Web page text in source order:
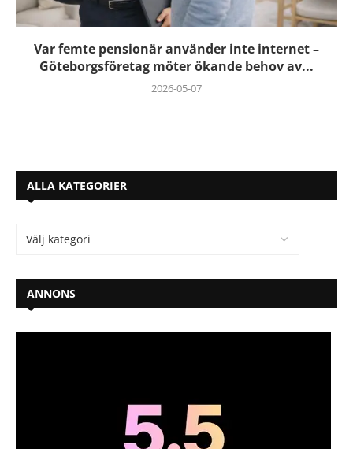
Var femte pensionär använder inte internet –
Göteborgsföretag möter ökande behov av...
2026-05-07
ALLA KATEGORIER
ANNONS